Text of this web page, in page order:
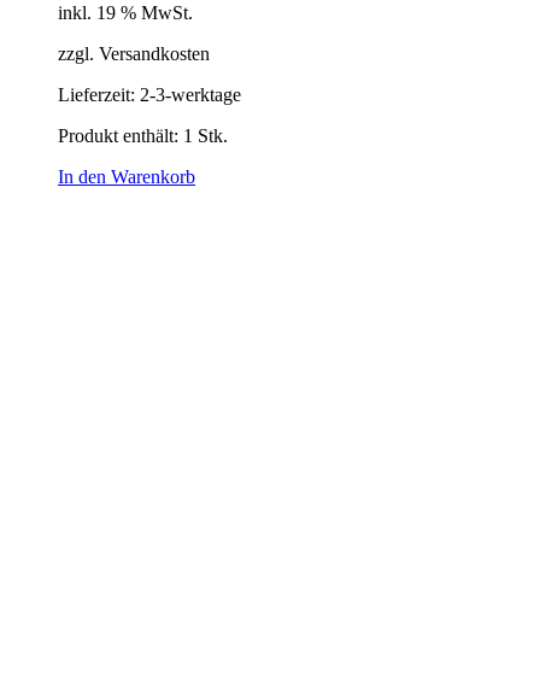
inkl. 19 % MwSt.
zzgl. Versandkosten
Lieferzeit: 2-3-werktage
Produkt enthält: 1 Stk.
In den Warenkorb